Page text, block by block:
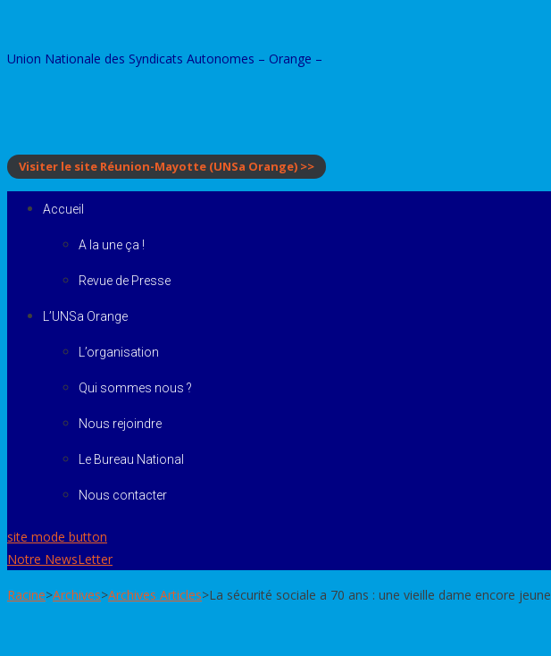
content
Union Nationale des Syndicats Autonomes – Orange –
Visiter le site Réunion-Mayotte (UNSa Orange) >>
Accueil
A la une ça !
Revue de Presse
L’UNSa Orange
L’organisation
Qui sommes nous ?
Nous rejoindre
Le Bureau National
Nous contacter
site mode button
Notre NewsLetter
Racine>Archives>Archives Articles>La sécurité sociale a 70 ans : une vieille dame encore jeune